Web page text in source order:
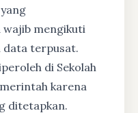
mengikuti
data terpusat.
di Sekolah
karena
ditetapkan.